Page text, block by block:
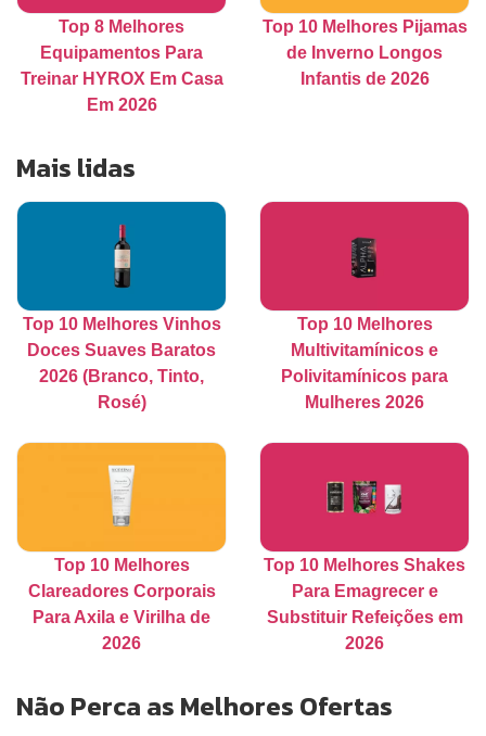
Top 8 Melhores
Equipamentos Para
Treinar HYROX Em Casa
Em 2026
Top 10 Melhores Pijamas
de Inverno Longos
Infantis de 2026
Mais lidas
Top 10 Melhores Vinhos
Doces Suaves Baratos
2026 (Branco, Tinto,
Rosé)
Top 10 Melhores
Multivitamínicos e
Polivitamínicos para
Mulheres 2026
Top 10 Melhores
Clareadores Corporais
Para Axila e Virilha de
2026
Top 10 Melhores Shakes
Para Emagrecer e
Substituir Refeições em
2026
Não Perca as Melhores Ofertas